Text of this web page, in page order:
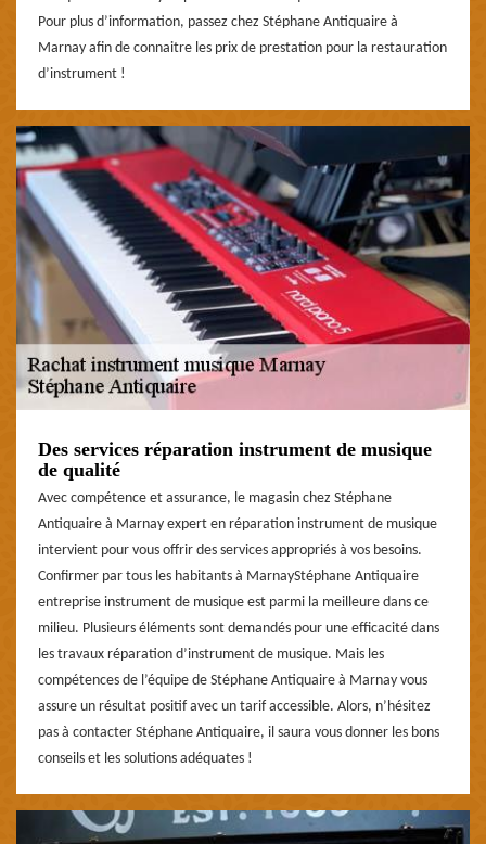
Pour plus d’information, passez chez Stéphane Antiquaire à
Marnay afin de connaitre les prix de prestation pour la restauration
d’instrument !
Des services réparation instrument de musique
de qualité
Avec compétence et assurance, le magasin chez Stéphane
Antiquaire à Marnay expert en réparation instrument de musique
intervient pour vous offrir des services appropriés à vos besoins.
Confirmer par tous les habitants à MarnayStéphane Antiquaire
entreprise instrument de musique est parmi la meilleure dans ce
milieu. Plusieurs éléments sont demandés pour une efficacité dans
les travaux réparation d’instrument de musique. Mais les
compétences de l’équipe de Stéphane Antiquaire à Marnay vous
assure un résultat positif avec un tarif accessible. Alors, n’hésitez
pas à contacter Stéphane Antiquaire, il saura vous donner les bons
conseils et les solutions adéquates !